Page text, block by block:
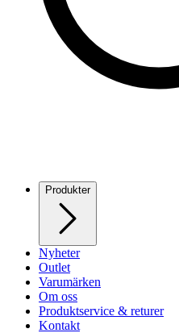
Produkter
Nyheter
Outlet
Varumärken
Om oss
Produktservice & returer
Kontakt